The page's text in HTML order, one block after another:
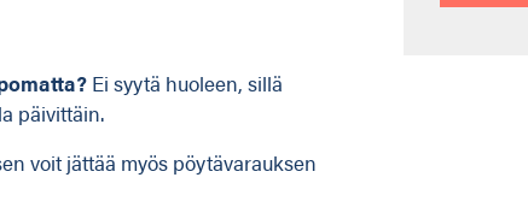
Ei syytä huoleen, sillä
päivittäin.
voit jättää myös pöytävarauksen